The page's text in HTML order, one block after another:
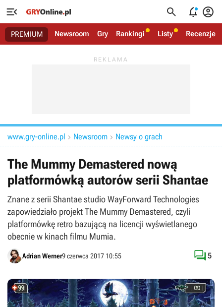
   
PREMIUM Newsroom Gry Rankingi Listy Recenzje
www.gry-online.pl  Newsroom  Newsy o grach
The Mummy Demastered nową
platformówką autorów serii Shantae
Znane z serii Shantae studio WayForward Technologies
zapowiedziało projekt The Mummy Demastered, czyli
platformówkę retro bazującą na licencji wyświetlanego
obecnie w kinach filmu Mumia.
Adrian Werner9 czerwca 2017 10:55 5